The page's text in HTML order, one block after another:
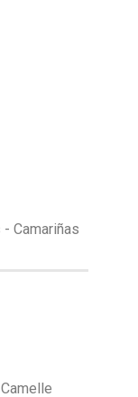
Camariñas